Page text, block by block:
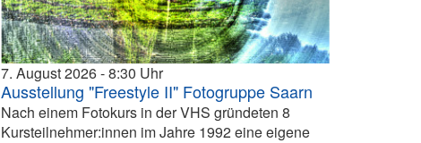
7. August 2026 8:30
Ausstellung "Freestyle II" Fotogruppe Saarn
Nach einem Fotokurs in der VHS gründeten 8
Kursteilnehmer:innen im Jahre 1992 eine eigene